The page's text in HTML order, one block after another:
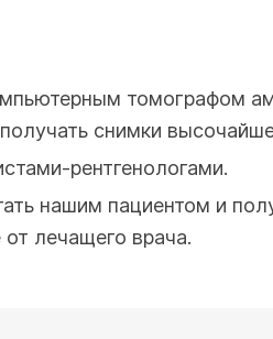
томографом
снимки
рентгенологами.
нашим пациентом и
лечащего врача.